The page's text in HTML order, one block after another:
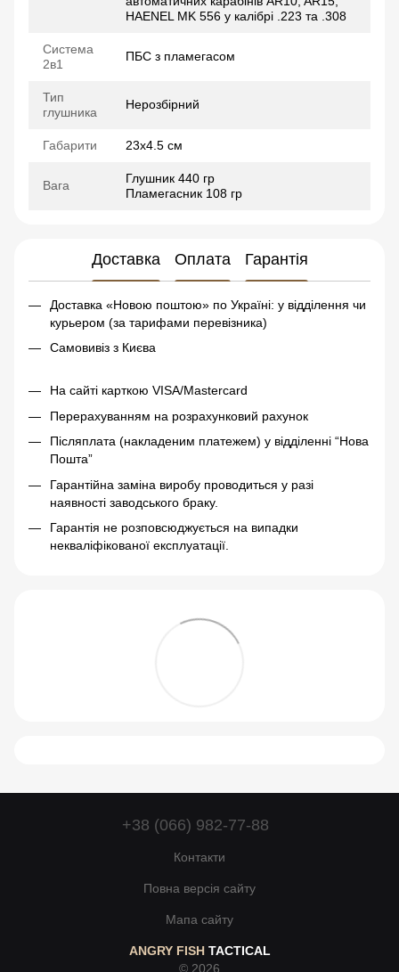
HAENEL MK 556 у калібрі .223 та .308
Система
2в1
ПБС з пламегасом
Тип
глушника
Нерозбірний
Габарити 23х4.5 см
Вага
Глушник 440 гр
Пламегасник 108 гр
Доставка Оплата Гарантія
Доставка «Новою поштою» по Україні: у відділення чи
курьером (за тарифами перевізника)
Самовивіз з Києва
На сайті карткою VISA/Mastercard
Перерахуванням на розрахунковий рахунок
Післяплата (накладеним платежем) у відділенні “Нова
Пошта”
Гарантійна заміна виробу проводиться у разі
наявності заводського браку.
Гарантія не розповсюджується на випадки
некваліфікованої експлуатації.
+38 (066) 982-77-88
Контакти
Повна версія сайту
Мапа сайту
ANGRY FISH TACTICAL
© 2026